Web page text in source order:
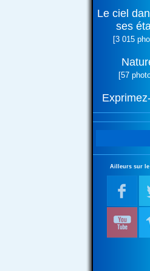
Le ciel
ses
[3 015
[57
Ailleurs sur le